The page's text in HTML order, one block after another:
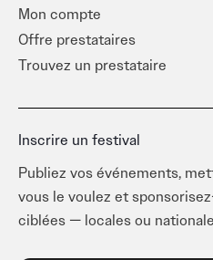
Mon compte
Offre prestataires
Trouvez un prestataire
Inscrire un festival
Publiez vos événements,
vous le voulez et
ciblées — locales ou